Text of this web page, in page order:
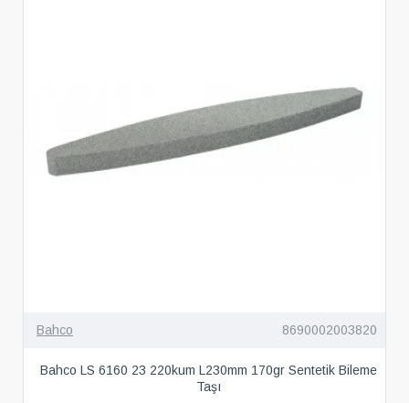
Bahco 8690002003820
Bahco LS 6160 23 220kum L230mm 170gr Sentetik Bileme
Taşı